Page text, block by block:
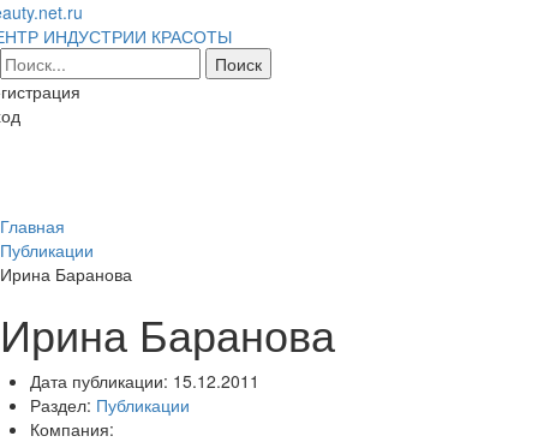
ИНДУСТРИИ КРАСОТЫ
Главная
Публикации
Ирина Баранова
Ирина Баранова
Дата публикации: 15.12.2011
Раздел: Публикации
Компания: